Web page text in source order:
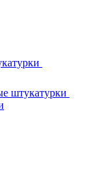
штукатурки